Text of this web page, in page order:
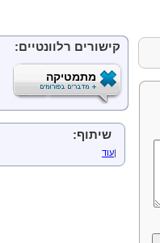
קישורים רלוונטיים:
מתמטיקה
שיתוף:
|עוד